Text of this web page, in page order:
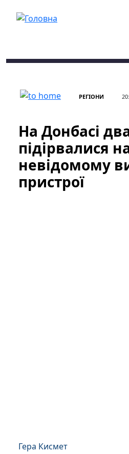
РЕГІОНИ
На Донбасі
підірвалися
невідомому
пристрої
Гера Кисмет